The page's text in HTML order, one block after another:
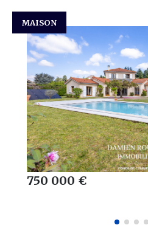
MAISON
750 000 €